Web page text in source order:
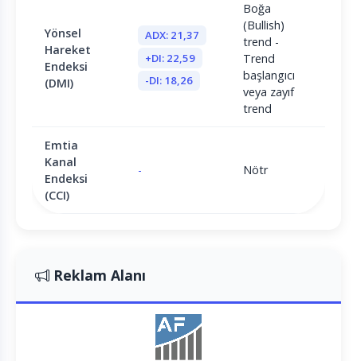
Yönsel
Hareket
Endeksi
(DMI)
ADX: 21,37
+DI: 22,59
-DI: 18,26
Boğa
(Bullish)
trend -
Trend
başlangıcı
veya zayıf
trend
Emtia
Kanal
Endeksi
(CCI)
- Nötr
Reklam Alanı